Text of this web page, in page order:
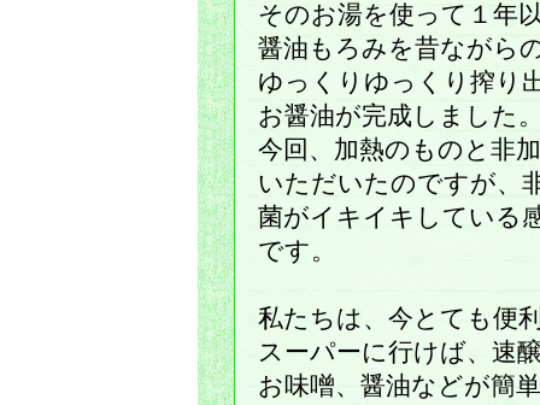
そのお湯を使って１年
醤油もろみを昔ながら
ゆっくりゆっくり搾り
お醤油が完成しました
今回、加熱のものと非
いただいたのですが、
菌がイキイキしている
です。
私たちは、今とても便
スーパーに行けば、速
お味噌、醤油などが簡